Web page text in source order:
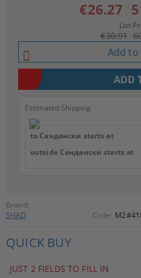
Brand:
SHAD
Code:
QUICK BUY
JUST 2 FIELDS TO FILL IN
€26.27
List
€30.91
Add to
Estimated Shipping
to Сандански starts at
outside Сандански starts at